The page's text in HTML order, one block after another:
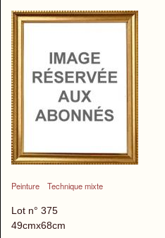
Peinture Technique mixte
Lot n° 375
49cmx68cm